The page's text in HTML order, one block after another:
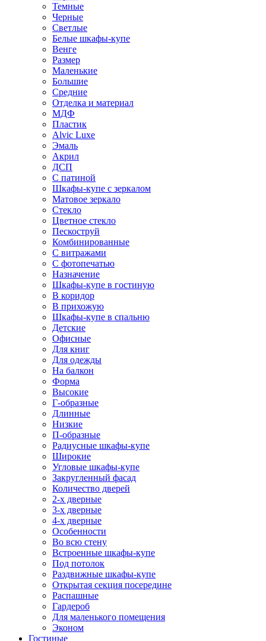
Темные
Черные
Светлые
Белые шкафы-купе
Венге
Размер
Маленькие
Большие
Средние
Отделка и материал
МДФ
Пластик
Alvic Luxe
Эмаль
Акрил
ДСП
С патиной
Шкафы-купе с зеркалом
Матовое зеркало
Стекло
Цветное стекло
Пескоструй
Комбинированные
С витражами
С фотопечатью
Назначение
Шкафы-купе в гостиную
В коридор
В прихожую
Шкафы-купе в спальню
Детские
Офисные
Для книг
Для одежды
На балкон
Форма
Высокие
Г-образные
Длинные
Низкие
П-образные
Радиусные шкафы-купе
Широкие
Угловые шкафы-купе
Закругленный фасад
Количество дверей
2-х дверные
3-х дверные
4-х дверные
Особенности
Во всю стену
Встроенные шкафы-купе
Под потолок
Раздвижные шкафы-купе
Открытая секция посередине
Распашные
Гардероб
Для маленького помещения
Эконом
Гостиные